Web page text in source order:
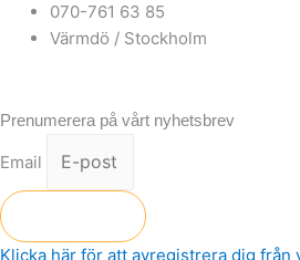
070-761 63 85
Värmdö / Stockholm
Prenumerera på vårt nyhetsbrev
Email
Klicka här för att avregistrera dig från